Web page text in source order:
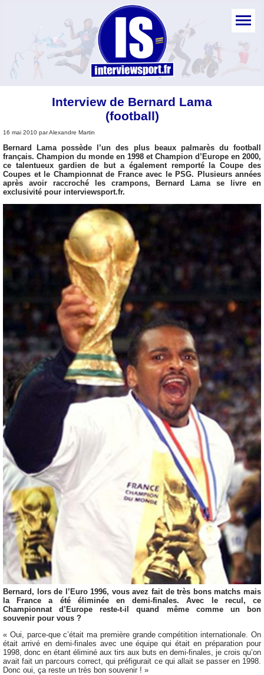
Interview de Bernard Lama
(football)
16 mai 2010 par Alexandre Martin
Bernard Lama possède l’un des plus beaux palmarès du football
français. Champion du monde en 1998 et Champion d’Europe en 2000,
ce talentueux gardien de but a également remporté la Coupe des
Coupes et le Championnat de France avec le PSG. Plusieurs années
après avoir raccroché les crampons, Bernard Lama se livre en
exclusivité pour interviewsport.fr.
Bernard, lors de l’Euro 1996, vous avez fait de très bons matchs mais
la France a été éliminée en demi-finales. Avec le recul, ce
Championnat d’Europe reste-t-il quand même comme un bon
souvenir pour vous ?
« Oui, parce-que c’était ma première grande compétition internationale. On
était arrivé en demi-finales avec une équipe qui était en préparation pour
1998, donc en étant éliminé aux tirs aux buts en demi-finales, je crois qu’on
avait fait un parcours correct, qui préfigurait ce qui allait se passer en 1998.
Donc oui, ça reste un très bon souvenir ! »